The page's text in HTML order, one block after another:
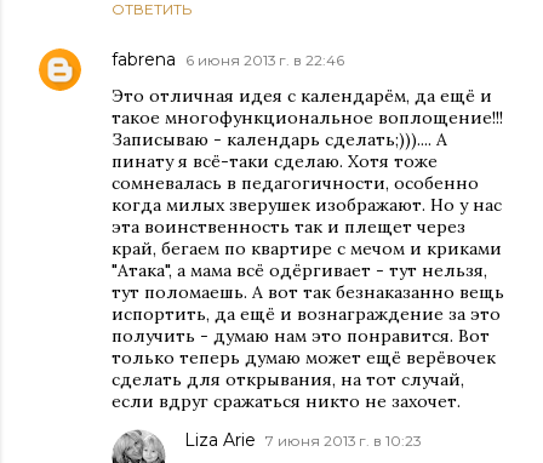
ОТВЕТИТЬ
fabrena 6 июня 2013 г. в 22:46
Это отличная идея с календарём, да ещё и
такое многофункциональное воплощение!!!
Записываю - календарь сделать;))).... А
пинату я всё-таки сделаю. Хотя тоже
сомневалась в педагогичности, особенно
когда милых зверушек изображают. Но у нас
эта воинственность так и плещет через
край, бегаем по квартире с мечом и криками
"Атака", а мама всё одёргивает - тут нельзя,
тут поломаешь. А вот так безнаказанно вещь
испортить, да ещё и вознаграждение за это
получить - думаю нам это понравится. Вот
только теперь думаю может ещё верёвочек
сделать для открывания, на тот случай,
если вдруг сражаться никто не захочет.
Liza Arie 7 июня 2013 г. в 10:23